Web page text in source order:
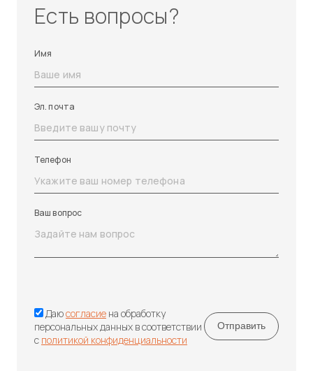
Есть вопросы?
Имя
Эл. почта
Телефон
Ваш вопрос
Даюсогласие на обработку
персональных данных в соответствии
с политикой конфиденциальности